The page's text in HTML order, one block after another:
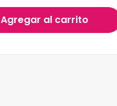
Agregar al carrito